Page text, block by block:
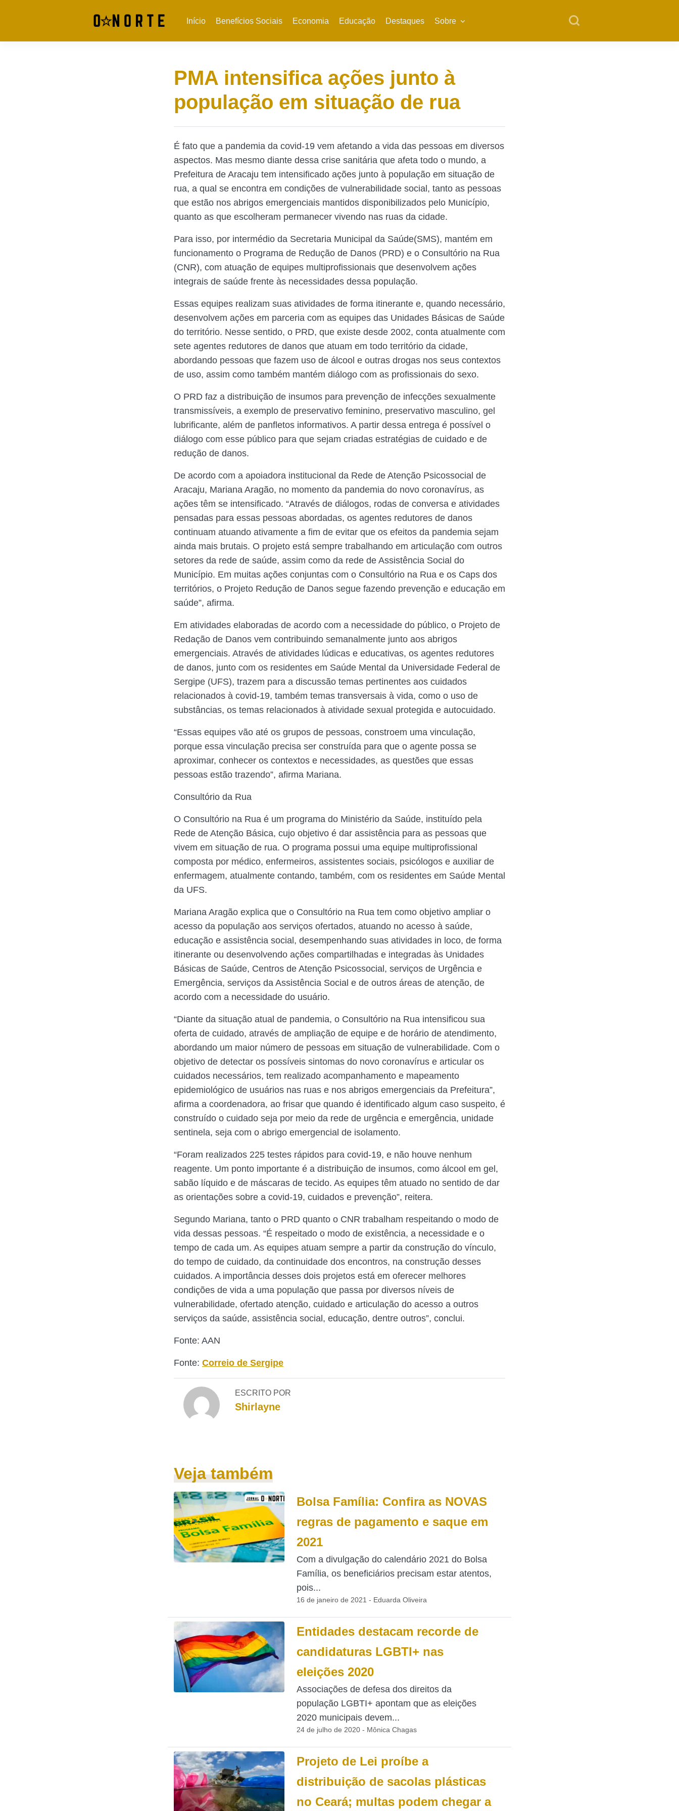
Início Benefícios Sociais Economia Educação Destaques Sobre
PMA intensifica ações junto à
população em situação de rua
É fato que a pandemia da covid-19 vem afetando a vida das pessoas em diversos
aspectos. Mas mesmo diante dessa crise sanitária que afeta todo o mundo, a
Prefeitura de Aracaju tem intensificado ações junto à população em situação de
rua, a qual se encontra em condições de vulnerabilidade social, tanto as pessoas
que estão nos abrigos emergenciais mantidos disponibilizados pelo Município,
quanto as que escolheram permanecer vivendo nas ruas da cidade.
Para isso, por intermédio da Secretaria Municipal da Saúde(SMS), mantém em
funcionamento o Programa de Redução de Danos (PRD) e o Consultório na Rua
(CNR), com atuação de equipes multiprofissionais que desenvolvem ações
integrais de saúde frente às necessidades dessa população.
Essas equipes realizam suas atividades de forma itinerante e, quando necessário,
desenvolvem ações em parceria com as equipes das Unidades Básicas de Saúde
do território. Nesse sentido, o PRD, que existe desde 2002, conta atualmente com
sete agentes redutores de danos que atuam em todo território da cidade,
abordando pessoas que fazem uso de álcool e outras drogas nos seus contextos
de uso, assim como também mantém diálogo com as profissionais do sexo.
O PRD faz a distribuição de insumos para prevenção de infecções sexualmente
transmissíveis, a exemplo de preservativo feminino, preservativo masculino, gel
lubrificante, além de panfletos informativos. A partir dessa entrega é possível o
diálogo com esse público para que sejam criadas estratégias de cuidado e de
redução de danos.
De acordo com a apoiadora institucional da Rede de Atenção Psicossocial de
Aracaju, Mariana Aragão, no momento da pandemia do novo coronavírus, as
ações têm se intensificado. “Através de diálogos, rodas de conversa e atividades
pensadas para essas pessoas abordadas, os agentes redutores de danos
continuam atuando ativamente a fim de evitar que os efeitos da pandemia sejam
ainda mais brutais. O projeto está sempre trabalhando em articulação com outros
setores da rede de saúde, assim como da rede de Assistência Social do
Município. Em muitas ações conjuntas com o Consultório na Rua e os Caps dos
territórios, o Projeto Redução de Danos segue fazendo prevenção e educação em
saúde”, afirma.
Em atividades elaboradas de acordo com a necessidade do público, o Projeto de
Redação de Danos vem contribuindo semanalmente junto aos abrigos
emergenciais. Através de atividades lúdicas e educativas, os agentes redutores
de danos, junto com os residentes em Saúde Mental da Universidade Federal de
Sergipe (UFS), trazem para a discussão temas pertinentes aos cuidados
relacionados à covid-19, também temas transversais à vida, como o uso de
substâncias, os temas relacionados à atividade sexual protegida e autocuidado.
“Essas equipes vão até os grupos de pessoas, constroem uma vinculação,
porque essa vinculação precisa ser construída para que o agente possa se
aproximar, conhecer os contextos e necessidades, as questões que essas
pessoas estão trazendo”, afirma Mariana.
Consultório da Rua
O Consultório na Rua é um programa do Ministério da Saúde, instituído pela
Rede de Atenção Básica, cujo objetivo é dar assistência para as pessoas que
vivem em situação de rua. O programa possui uma equipe multiprofissional
composta por médico, enfermeiros, assistentes sociais, psicólogos e auxiliar de
enfermagem, atualmente contando, também, com os residentes em Saúde Mental
da UFS.
Mariana Aragão explica que o Consultório na Rua tem como objetivo ampliar o
acesso da população aos serviços ofertados, atuando no acesso à saúde,
educação e assistência social, desempenhando suas atividades in loco, de forma
itinerante ou desenvolvendo ações compartilhadas e integradas às Unidades
Básicas de Saúde, Centros de Atenção Psicossocial, serviços de Urgência e
Emergência, serviços da Assistência Social e de outros áreas de atenção, de
acordo com a necessidade do usuário.
“Diante da situação atual de pandemia, o Consultório na Rua intensificou sua
oferta de cuidado, através de ampliação de equipe e de horário de atendimento,
abordando um maior número de pessoas em situação de vulnerabilidade. Com o
objetivo de detectar os possíveis sintomas do novo coronavírus e articular os
cuidados necessários, tem realizado acompanhamento e mapeamento
epidemiológico de usuários nas ruas e nos abrigos emergenciais da Prefeitura”,
afirma a coordenadora, ao frisar que quando é identificado algum caso suspeito, é
construído o cuidado seja por meio da rede de urgência e emergência, unidade
sentinela, seja com o abrigo emergencial de isolamento.
“Foram realizados 225 testes rápidos para covid-19, e não houve nenhum
reagente. Um ponto importante é a distribuição de insumos, como álcool em gel,
sabão líquido e de máscaras de tecido. As equipes têm atuado no sentido de dar
as orientações sobre a covid-19, cuidados e prevenção”, reitera.
Segundo Mariana, tanto o PRD quanto o CNR trabalham respeitando o modo de
vida dessas pessoas. “É respeitado o modo de existência, a necessidade e o
tempo de cada um. As equipes atuam sempre a partir da construção do vínculo,
do tempo de cuidado, da continuidade dos encontros, na construção desses
cuidados. A importância desses dois projetos está em oferecer melhores
condições de vida a uma população que passa por diversos níveis de
vulnerabilidade, ofertado atenção, cuidado e articulação do acesso a outros
serviços da saúde, assistência social, educação, dentre outros”, conclui.
Fonte: AAN
Fonte: Correio de Sergipe
ESCRITO POR
Shirlayne
Veja também
Bolsa Família: Confira as NOVAS
regras de pagamento e saque em
2021
Com a divulgação do calendário 2021 do Bolsa
Família, os beneficiários precisam estar atentos,
pois...
16 de janeiro de 2021 - Eduarda Oliveira
Entidades destacam recorde de
candidaturas LGBTI+ nas
eleições 2020
Associações de defesa dos direitos da
população LGBTI+ apontam que as eleições
2020 municipais devem...
24 de julho de 2020 - Mônica Chagas
Projeto de Lei proíbe a
distribuição de sacolas plásticas
no Ceará; multas podem chegar a